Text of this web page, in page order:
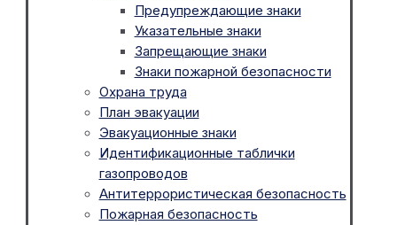
Предупреждающие знаки
Указательные знаки
Запрещающие знаки
Знаки пожарной безопасности
Охрана труда
План эвакуации
Эвакуационные знаки
Идентификационные таблички
газопроводов
Антитеррористическая безопасность
Пожарная безопасность